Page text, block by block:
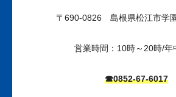
〒690-0826 島根県松江市学
営業時間：10時～20時/年
☎0852-67-6017